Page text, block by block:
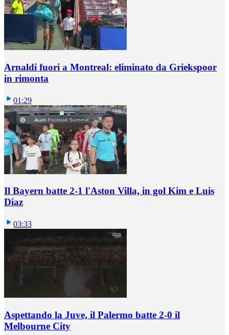
Arnaldi fuori a Montreal: eliminato da Griekspoor
in rimonta
01:29
Il Bayern batte 2-1 l'Aston Villa, in gol Kim e Luis
Diaz
03:33
Aspettando la Juve, il Palermo batte 2-0 il
Melbourne City